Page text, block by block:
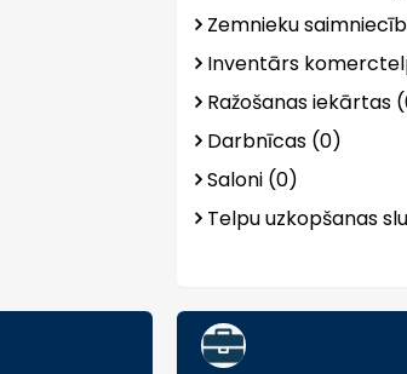
Zemnieku
Inventārs
Ražošanas iekārtas
Darbnīcas (0)
Saloni (0)
Telpu uzkopšanas